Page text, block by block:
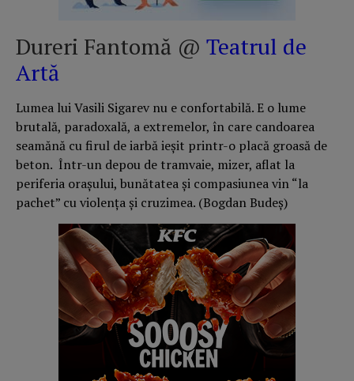
Dureri Fantomă @ Teatrul de
Artă
Lumea lui Vasili Sigarev nu e confortabilă. E o lume
brutală, paradoxală, a extremelor, în care candoarea
seamănă cu firul de iarbă ieșit printr-o placă groasă de
beton. Într-un depou de tramvaie, mizer, aflat la
periferia orașului, bunătatea și compasiunea vin “la
pachet” cu violența și cruzimea. (Bogdan Budeş)